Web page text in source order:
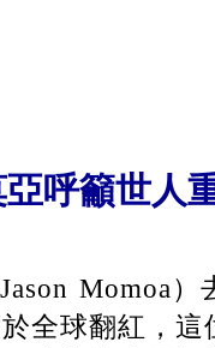
亞呼籲世人
Momoa
全球翻紅，